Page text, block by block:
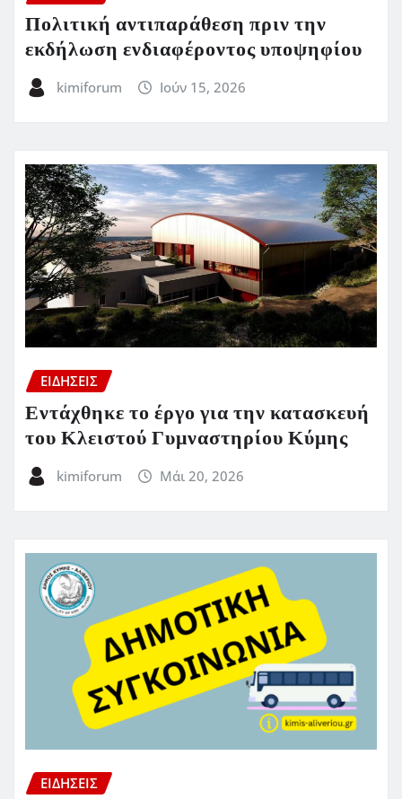
Πολιτική αντιπαράθεση πριν την
εκδήλωση ενδιαφέροντος υποψηφίου
kimiforum Ιούν 15, 2026
ΕΙΔΗΣΕΙΣ
Εντάχθηκε το έργο για την κατασκευή
του Κλειστού Γυμναστηρίου Κύμης
kimiforum Μάι 20, 2026
ΕΙΔΗΣΕΙΣ